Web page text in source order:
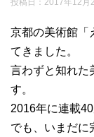
京都の美術館「
てきました。
言わずと知れた
す。
2016年に連載
でも、いまだに